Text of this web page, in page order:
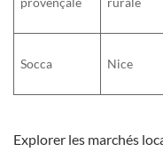
Socca Nice
Explorer les marchés